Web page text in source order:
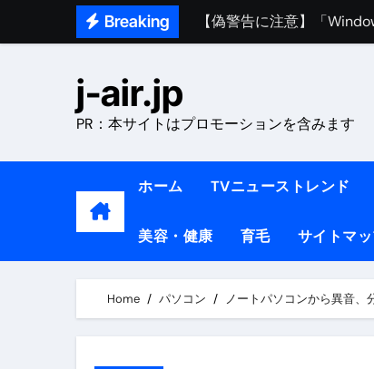
Breaking
熊本イオンモール爆発事
【医者が教える】本当に
中町綾が2週間で3.5kg痩
【医者が解説】このふく
【1日ダイエットルーテ
j-air.jp
PR：本サイトはプロモーションを含みます
ホーム TVニューストレンド
美容・健康 育毛 サイトマ
Home パソコン ノートパソコンから異音、